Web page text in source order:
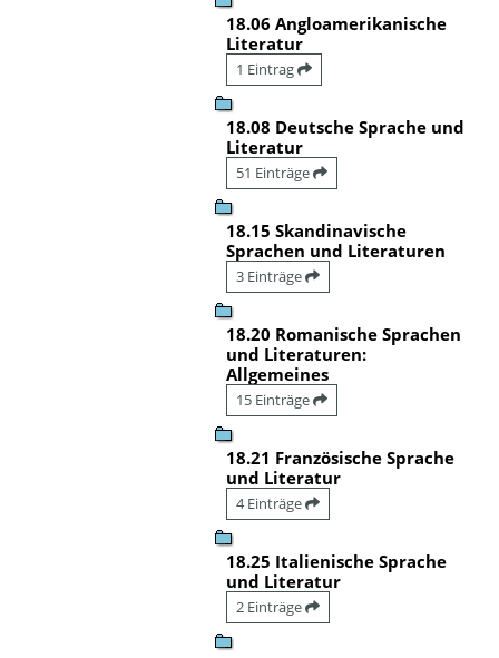
18.06 Angloamerikanische
Literatur
1 Eintrag
18.08 Deutsche Sprache und
Literatur
51 Einträge
18.15 Skandinavische
Sprachen und Literaturen
3 Einträge
18.20 Romanische Sprachen
und Literaturen:
Allgemeines
15 Einträge
18.21 Französische Sprache
und Literatur
4 Einträge
18.25 Italienische Sprache
und Literatur
2 Einträge